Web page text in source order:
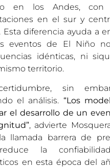
en los Andes, con
en el sur y
Esta diferencia ayuda a
eventos de El Niño
idénticas, ni
territorio.
sin
el análisis. “Los
el desarrollo de un
, advierte
llamada barrera de
la
en esta época del